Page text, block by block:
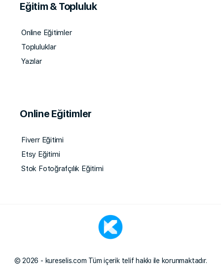
Eğitim & Topluluk
Online Eğitimler
Topluluklar
Yazılar
Online Eğitimler
Fiverr Eğitimi
Etsy Eğitimi
Stok Fotoğrafçılık Eğitimi
© 2026 - kureselis.com Tüm içerik telif hakkı ile korunmaktadır.